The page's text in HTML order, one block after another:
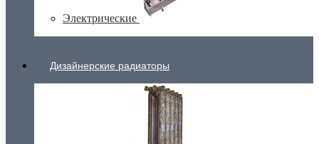
Электрические
Дизайнерские радиаторы